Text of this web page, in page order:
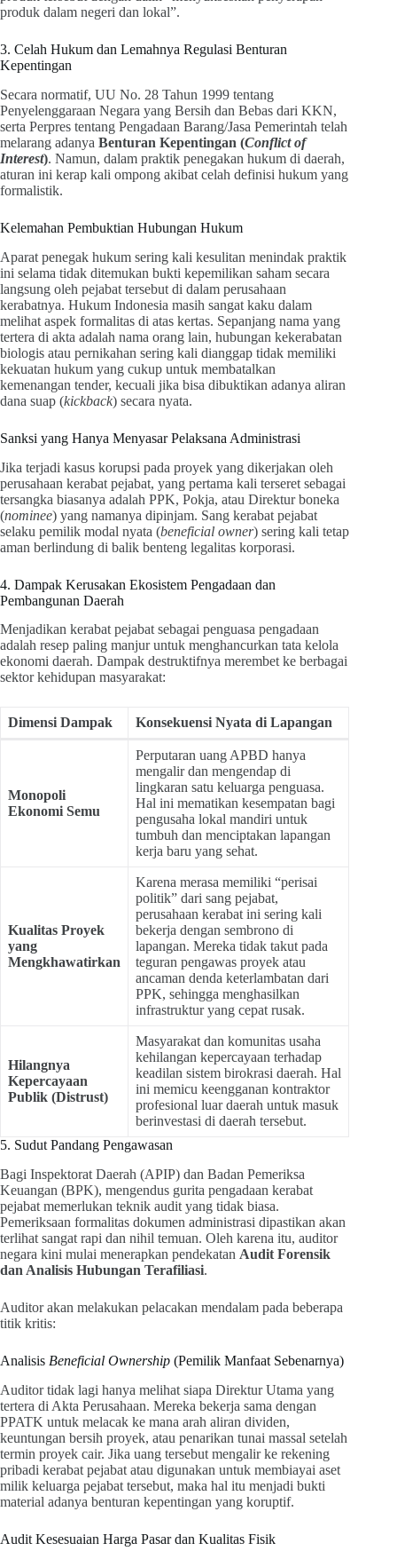
produk dalam negeri dan lokal”.
3. Celah Hukum dan Lemahnya Regulasi Benturan
Kepentingan
Secara normatif, UU No. 28 Tahun 1999 tentang
Penyelenggaraan Negara yang Bersih dan Bebas dari KKN,
serta Perpres tentang Pengadaan Barang/Jasa Pemerintah telah
melarang adanya Benturan Kepentingan (Conflict of
Interest). Namun, dalam praktik penegakan hukum di daerah,
aturan ini kerap kali ompong akibat celah definisi hukum yang
formalistik.
Kelemahan Pembuktian Hubungan Hukum
Aparat penegak hukum sering kali kesulitan menindak praktik
ini selama tidak ditemukan bukti kepemilikan saham secara
langsung oleh pejabat tersebut di dalam perusahaan
kerabatnya. Hukum Indonesia masih sangat kaku dalam
melihat aspek formalitas di atas kertas. Sepanjang nama yang
tertera di akta adalah nama orang lain, hubungan kekerabatan
biologis atau pernikahan sering kali dianggap tidak memiliki
kekuatan hukum yang cukup untuk membatalkan
kemenangan tender, kecuali jika bisa dibuktikan adanya aliran
dana suap (kickback) secara nyata.
Sanksi yang Hanya Menyasar Pelaksana Administrasi
Jika terjadi kasus korupsi pada proyek yang dikerjakan oleh
perusahaan kerabat pejabat, yang pertama kali terseret sebagai
tersangka biasanya adalah PPK, Pokja, atau Direktur boneka
(nominee) yang namanya dipinjam. Sang kerabat pejabat
selaku pemilik modal nyata (beneficial owner) sering kali tetap
aman berlindung di balik benteng legalitas korporasi.
4. Dampak Kerusakan Ekosistem Pengadaan dan
Pembangunan Daerah
Menjadikan kerabat pejabat sebagai penguasa pengadaan
adalah resep paling manjur untuk menghancurkan tata kelola
ekonomi daerah. Dampak destruktifnya merembet ke berbagai
sektor kehidupan masyarakat:
Dimensi Dampak Konsekuensi Nyata di Lapangan
Monopoli
Ekonomi Semu
Perputaran uang APBD hanya
mengalir dan mengendap di
lingkaran satu keluarga penguasa.
Hal ini mematikan kesempatan bagi
pengusaha lokal mandiri untuk
tumbuh dan menciptakan lapangan
kerja baru yang sehat.
Kualitas Proyek
yang
Mengkhawatirkan
Karena merasa memiliki “perisai
politik” dari sang pejabat,
perusahaan kerabat ini sering kali
bekerja dengan sembrono di
lapangan. Mereka tidak takut pada
teguran pengawas proyek atau
ancaman denda keterlambatan dari
PPK, sehingga menghasilkan
infrastruktur yang cepat rusak.
Hilangnya
Kepercayaan
Publik (Distrust)
Masyarakat dan komunitas usaha
kehilangan kepercayaan terhadap
keadilan sistem birokrasi daerah. Hal
ini memicu keengganan kontraktor
profesional luar daerah untuk masuk
berinvestasi di daerah tersebut.
5. Sudut Pandang Pengawasan
Bagi Inspektorat Daerah (APIP) dan Badan Pemeriksa
Keuangan (BPK), mengendus gurita pengadaan kerabat
pejabat memerlukan teknik audit yang tidak biasa.
Pemeriksaan formalitas dokumen administrasi dipastikan akan
terlihat sangat rapi dan nihil temuan. Oleh karena itu, auditor
negara kini mulai menerapkan pendekatan Audit Forensik
dan Analisis Hubungan Terafiliasi.
Auditor akan melakukan pelacakan mendalam pada beberapa
titik kritis:
Analisis Beneficial Ownership (Pemilik Manfaat Sebenarnya)
Auditor tidak lagi hanya melihat siapa Direktur Utama yang
tertera di Akta Perusahaan. Mereka bekerja sama dengan
PPATK untuk melacak ke mana arah aliran dividen,
keuntungan bersih proyek, atau penarikan tunai massal setelah
termin proyek cair. Jika uang tersebut mengalir ke rekening
pribadi kerabat pejabat atau digunakan untuk membiayai aset
milik keluarga pejabat tersebut, maka hal itu menjadi bukti
material adanya benturan kepentingan yang koruptif.
Audit Kesesuaian Harga Pasar dan Kualitas Fisik